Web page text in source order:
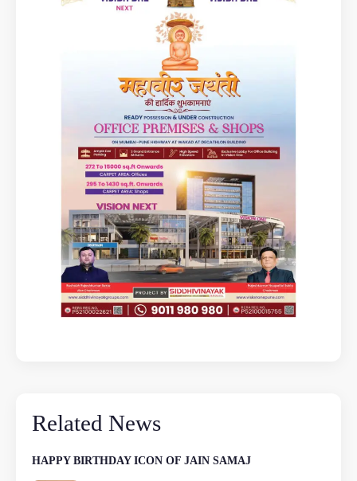
Related News
HAPPY BIRTHDAY ICON OF JAIN SAMAJ